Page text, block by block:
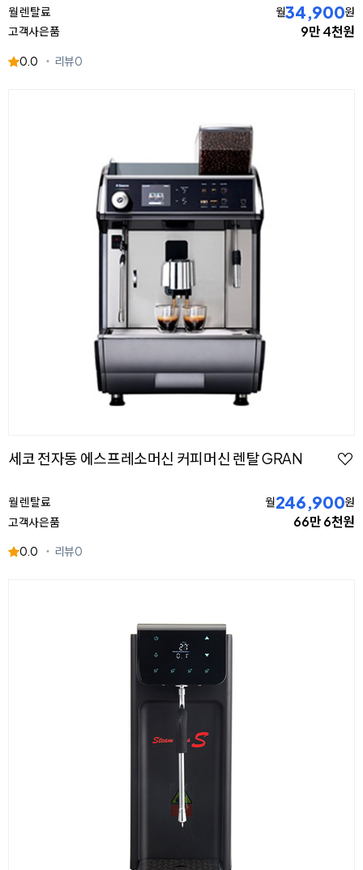
월 렌탈료 월34,900원
고객사은품
9만 4천원
0.0 리뷰0
세코 전자동 에스프레소머신 커피머신 렌탈 GRAN
월 렌탈료 월246,900원
고객사은품
66만 6천원
0.0 리뷰0